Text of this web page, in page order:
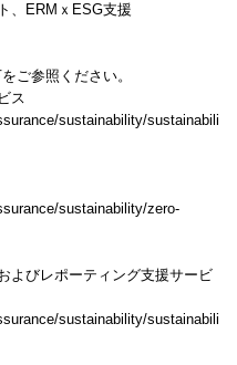
、ERMｘESG支援
ご参照ください。
ス
sustainability/sustainabili
sustainability/zero-
よびレポーティング支援サービ
sustainability/sustainabili